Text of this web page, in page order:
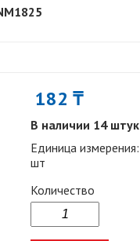
182 ₸
В наличии 14 штук
Единица измерения:
шт
Количество